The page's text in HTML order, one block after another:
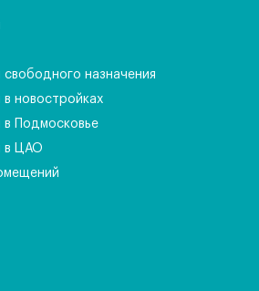
назначения
новостройках
Подмосковье
в ЦАО